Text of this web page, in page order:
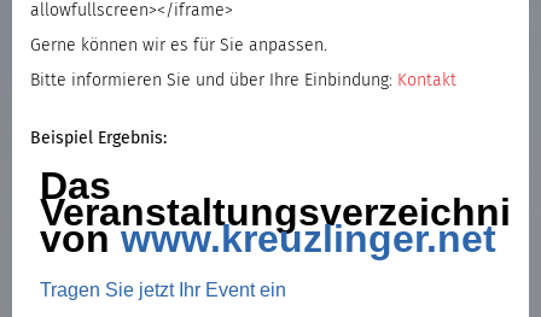
allowfullscreen></iframe>
Gerne können wir es für Sie anpassen.
Bitte informieren Sie und über Ihre Einbindung: Kontakt
Beispiel Ergebnis: